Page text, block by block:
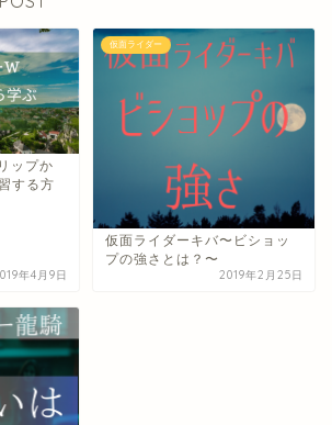
ップか
する方
年4月9日
仮面ライダー
仮面ライダーキバ〜ビショッ
プの強さとは？〜
2019年2月25日